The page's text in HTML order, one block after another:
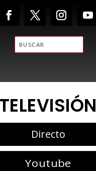
TELEVISIÓN
Directo
Youtube